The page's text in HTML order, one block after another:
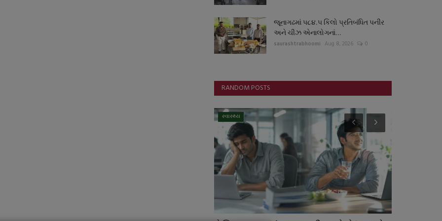
જૂનાગઢમાં ૫૮૪.૫ કિલો પ્રતિબંધિત પનીર
અને ચીઝ એનાલોગનાં...
saurashtrabhoomi Aug 8, 2026 0
RANDOM POSTS
સ્વાસ્થ્ય